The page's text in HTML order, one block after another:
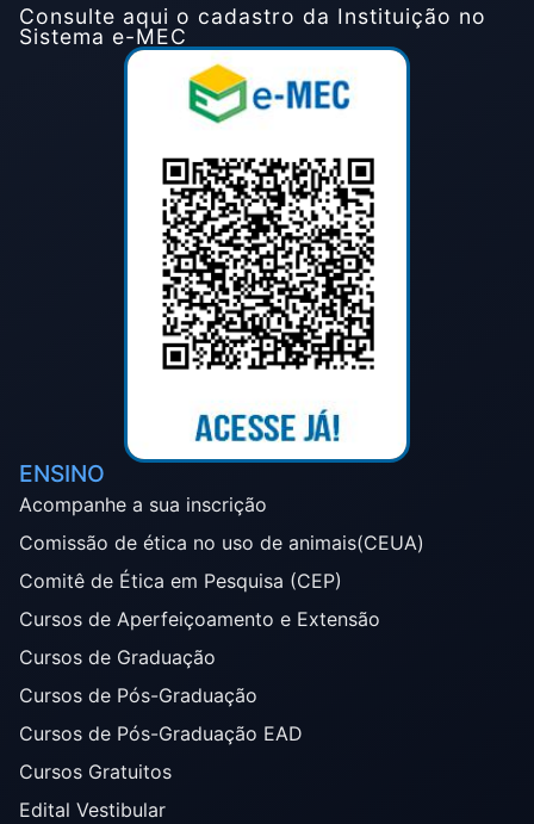
Consulte aqui o cadastro da Instituição no
Sistema e-MEC
ENSINO
Acompanhe a sua inscrição
Comissão de ética no uso de animais(CEUA)
Comitê de Ética em Pesquisa (CEP)
Cursos de Aperfeiçoamento e Extensão
Cursos de Graduação
Cursos de Pós-Graduação
Cursos de Pós-Graduação EAD
Cursos Gratuitos
Edital Vestibular